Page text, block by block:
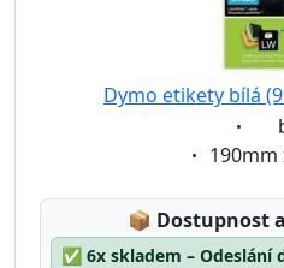
Dymo etikety bílá
190mm
📦 Lagerstatus:
Dostupnost
✅ 6x skladem – Odeslání